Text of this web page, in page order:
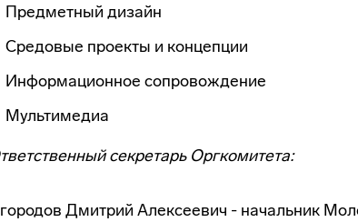
Предметный дизайн
Средовые проекты и концепции
Информационное сопровождение
Мультимедиа
секретарь Оргкомитета:
Дмитрий Алексеевич - начальник